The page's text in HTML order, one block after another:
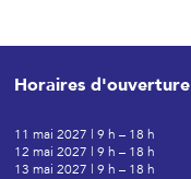
Horaires d'ouverture
11 mai 2027 | 9 h – 18 h
12 mai 2027 | 9 h – 18 h
13 mai 2027 | 9 h – 18 h